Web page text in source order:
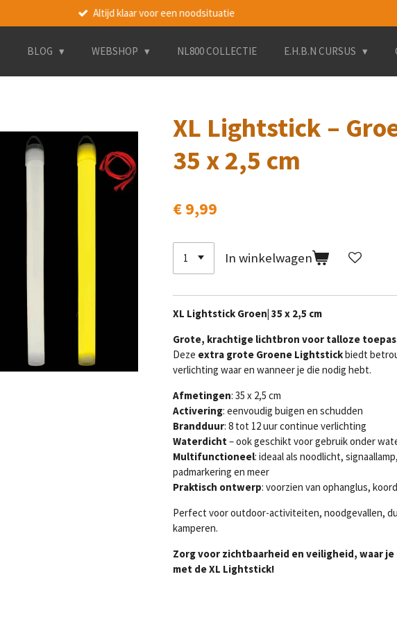
Altijd klaar voor een noodsituatie
BLOG WEBSHOP NL800 COLLECTIE E.H.B.N CURSUS
XL Lightstick –
35 x 2,5 cm
€ 9,99
In winkelwagen
XL Lightstick Groen| 35 x 2,5 cm
Grote, krachtige lichtbron voor talloze
Deze extra grote Groene Lightstickbiedt
verlichting waar en wanneer je die nodig hebt.
Afmetingen: 35 x 2,5 cm
Activering: eenvoudig buigen en schudden
Brandduur: 8 tot 12 uur continue verlichting
Waterdicht– ook geschikt voor gebruik onder
Multifunctioneel: ideaal als noodlicht, signaallamp,
padmarkering en meer
Praktisch ontwerp: voorzien van ophanglus,
Perfect voor outdoor-activiteiten, noodgevallen,
kamperen.
Zorg voor zichtbaarheid en veiligheid, waar je
met de XL Lightstick!